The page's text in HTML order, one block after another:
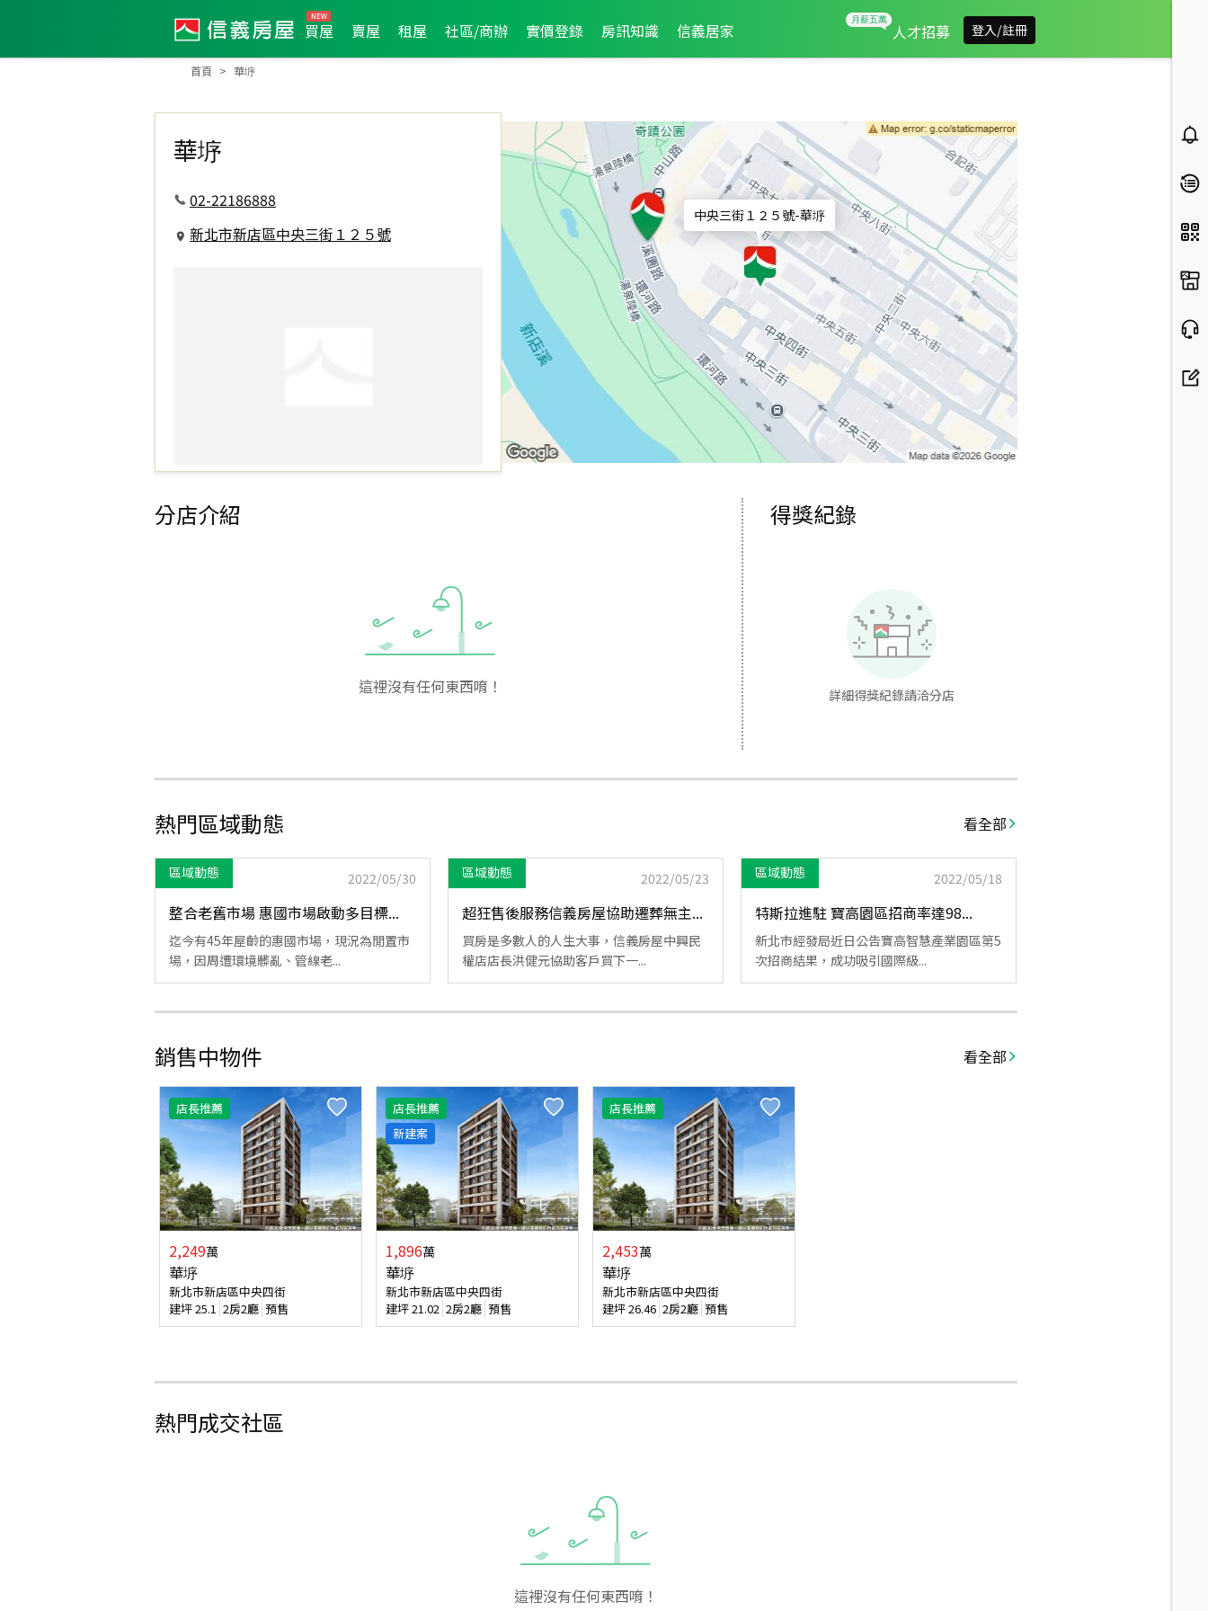
買屋 賣屋 租屋 社區/商辦 實價登錄 房訊知識 信義居家 人才招募 登入/註冊
首頁 華垿
華垿
02-22186888
新北市新店區中央三街１２５號
中央三街１２５號-華垿
分店介紹
這裡沒有任何東西唷！
得獎紀錄
詳細得獎紀錄請洽分店
熱門區域動態 看全部
區域動態 2022/05/30
整合老舊市場 惠國市場啟動多目標...
迄今有45年屋齡的惠國市場，現況為閒置市
場，因周遭環境髒亂、管線老...
區域動態 2022/05/23
超狂售後服務信義房屋協助遷葬無主...
買房是多數人的人生大事，信義房屋中興民
權店店長洪健元協助客戶買下一...
區域動態 2022/05/18
特斯拉進駐 寶高園區招商率達98...
新北市經發局近日公告寶高智慧產業園區第5
次招商結果，成功吸引國際級...
銷售中物件 看全部
店長推薦
2,249萬
華垿
新北市新店區中央四街
建坪25.1 2房2廳 預售
店長推薦
新建案
1,896萬
華垿
新北市新店區中央四街
建坪21.02 2房2廳 預售
店長推薦
2,453萬
華垿
新北市新店區中央四街
建坪26.46 2房2廳 預售
熱門成交社區
這裡沒有任何東西唷！